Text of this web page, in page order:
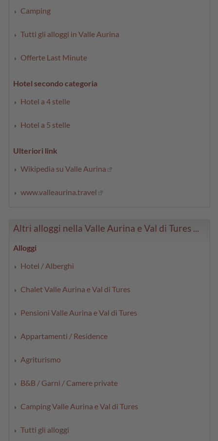
Camping
Tutti gli alloggi in Valle Aurina
Offerte Last Minute
Hotel secondo categoria
Hotel a 4 stelle
Hotel a 5 stelle
Ulteriori link
Wikipedia su Valle Aurina
www.valleaurina.travel
Altri alloggi nella Valle Aurina e Val di Tures ...
Alloggi
Hotel / Alberghi
Chalet Valle Aurina e Val di Tures
Pensioni Valle Aurina e Val di Tures
Appartamenti / Residence
Agriturismo
B&B / Garni / Camere private
Camping Valle Aurina e Val di Tures
Tutti gli alloggi